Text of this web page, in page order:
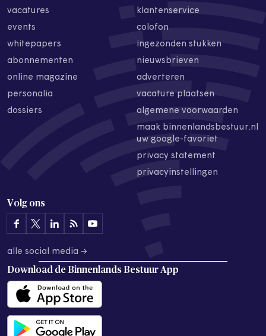
vacatures
events
whitepapers
abonnementen
online magazine
personalia
dossiers
klantenservice
colofon
ingezonden stukken
nieuwsbrieven
adverteren
vacature plaatsen
algemene voorwaarden
maak binnenlandsbestuur.nl
uw google-favoriet
privacy statement
privacyinstellingen
Volg ons
alle social media →
Download de Binnenlands Bestuur App